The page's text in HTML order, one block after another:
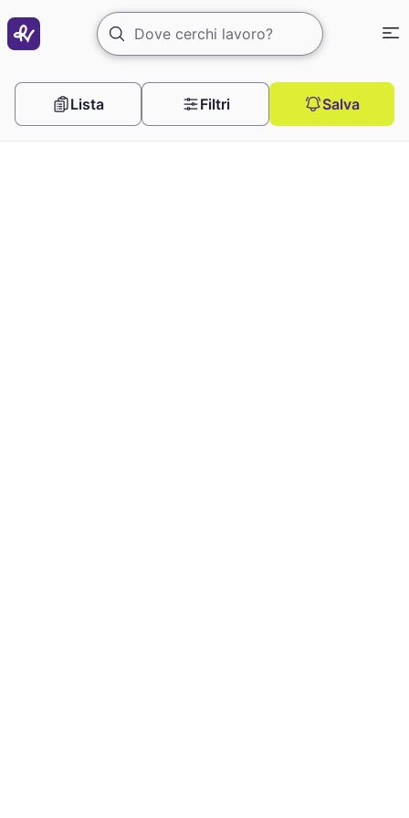
Offerte di lavoro nella ristorazione
Lista Filtri Salva